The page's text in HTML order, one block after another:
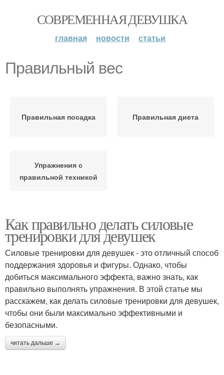
СОВРЕМЕННАЯ ДЕВУШКА
главная новости статьи
Правильный вес
Правильная посадка Правильная диета
Упражнения с
правильной техникой
Как правильно делать силовые
тренировки для девушек
Силовые тренировки для девушек - это отличный способ
поддержания здоровья и фигуры. Однако, чтобы
добиться максимального эффекта, важно знать, как
правильно выполнять упражнения. В этой статье мы
расскажем, как делать силовые тренировки для девушек,
чтобы они были максимально эффективными и
безопасными.
читать дальше →